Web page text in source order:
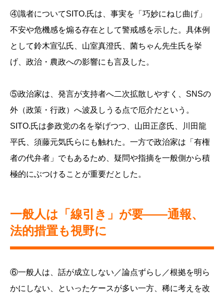
④識者についてSITO.氏は、事実を「巧妙にねじ曲げ」
不安や危機感を煽る存在として警戒感を示した。具体例
として鈴木宣弘氏、山室真澄氏、菌ちゃん先生氏を挙
げ、政治・農政への影響にも言及した。
⑤政治家は、発言が支持者へ二次拡散しやすく、SNSの
外（政策・行政）へ波及しうる点で厄介だという。
SITO.氏は参政党の名を挙げつつ、山田正彦氏、川田龍
平氏、須藤元気氏らにも触れた。一方で政治家は「有権
者の代弁者」でもあるため、疑問や指摘を一般側から積
極的にぶつけることが重要だとした。
一般人は「線引き」が要——通報、
法的措置も視野に
⑥一般人は、話が成立しない／論点ずらし／根拠を明ら
かにしない、といったケースが多い一方、稀に考えを改